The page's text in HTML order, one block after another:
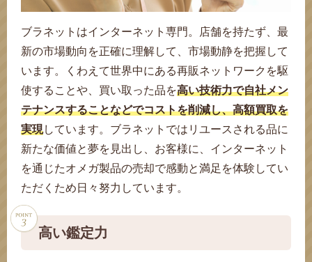
ブラネットはインターネット専門。店舗を持たず、最
新の市場動向を正確に理解して、市場動静を把握して
います。くわえて世界中にある再販ネットワークを駆
使することや、買い取った品を高い技術力で自社メン
テナンスすることなどでコストを削減し、高額買取を
実現しています。ブラネットではリユースされる品に
新たな価値と夢を見出し、お客様に、インターネット
を通じたオメガ製品の売却で感動と満足を体験してい
ただくため日々努力しています。
高い鑑定力